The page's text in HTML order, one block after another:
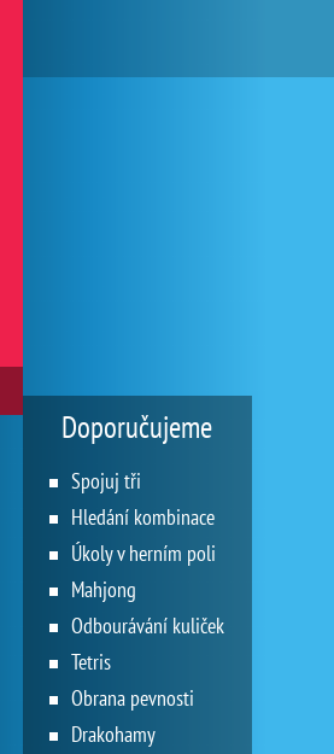
Doporučujeme
Spojuj tři
Hledání kombinace
Úkoly v herním poli
Mahjong
Odbourávání kuliček
Tetris
Obrana pevnosti
Drakohamy